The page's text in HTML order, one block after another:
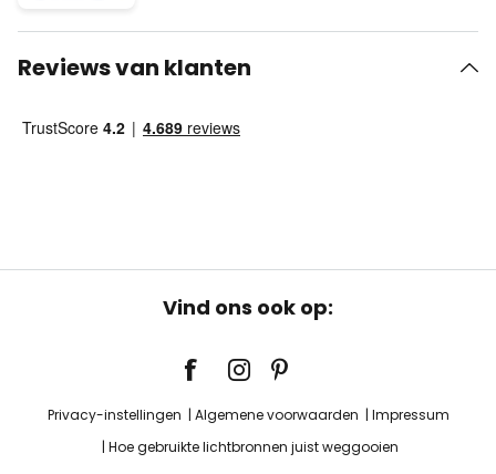
Reviews van klanten
Vind ons ook op:
Privacy-instellingen Algemene voorwaarden
Impressum
Hoe gebruikte lichtbronnen juist weggooien